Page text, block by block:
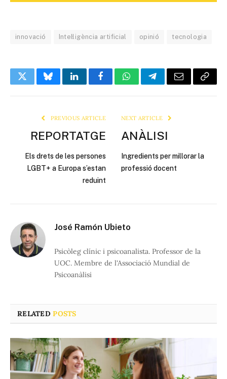
innovació Intel·ligència artificial opinió tecnologia
TwitterBlueskyLinkedInFacebookWhatsAppTelegramEmail Copy
PREVIOUS ARTICLE
REPORTATGE
Els drets de les persones
LGBT+ a Europa s’estan
reduint
NEXT ARTICLE
ANÀLISI
Ingredients per millorar la
professió docent
José Ramón Ubieto
Psicòleg clínic i psicoanalista. Professor de la
UOC. Membre de l'Associació Mundial de
Psicoanàlisi
RELATEDPOSTS